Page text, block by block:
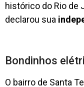
histórico do Rio de
declarou sua
Bondinhos
O bairro de Santa